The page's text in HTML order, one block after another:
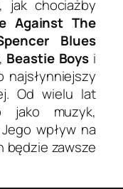
jak chociażby
Against The
Blues
Beastie Boys i
Od wielu lat
jako muzyk,
wpływ na
będzie zawsze